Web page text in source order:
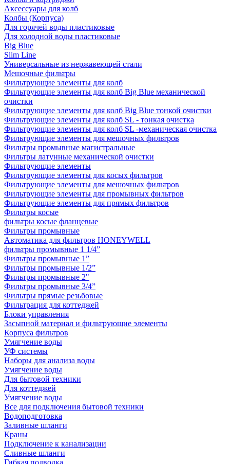
Аксессуары для колб
Колбы (Корпуса)
Для горячей воды пластиковые
Для холодной воды пластиковые
Big Blue
Slim Line
Универсальные из нержавеющей стали
Мешочные фильтры
Фильтрующие элементы для колб
Фильтрующие элементы для колб Big Blue механической
очистки
Фильтрующие элементы для колб Big Blue тонкой очистки
Фильтрующие элементы для колб SL - тонкая очистка
Фильтрующие элементы для колб SL -механическая очистка
Фильтрующие элементы для мешочных фильтров
Фильтры промывные магистральные
Фильтры латунные механической очистки
Фильтрующие элементы
Фильтрующие элементы для косых фильтров
Фильтрующие элементы для мешочных фильтров
Фильтрующие элементы для промывных фильтров
Фильтрующие элементы для прямых фильтров
Фильтры косые
фильтры косые фланцевые
Фильтры промывные
Автоматика для фильтров HONEYWELL
фильтры промывные 1 1/4”
Фильтры промывные 1”
Фильтры промывные 1/2”
Фильтры промывные 2"
Фильтры промывные 3/4”
Фильтры прямые резьбовые
Фильтрация для коттеджей
Блоки управления
Засыпной материал и фильтрующие элементы
Корпуса фильтров
Умягчение воды
УФ системы
Наборы для анализа воды
Умягчение воды
Для бытовой техники
Для коттеджей
Умягчение воды
Все для подключения бытовой техники
Водоподготовка
Заливные шланги
Краны
Подключение к канализации
Сливные шланги
Гибкая подводка